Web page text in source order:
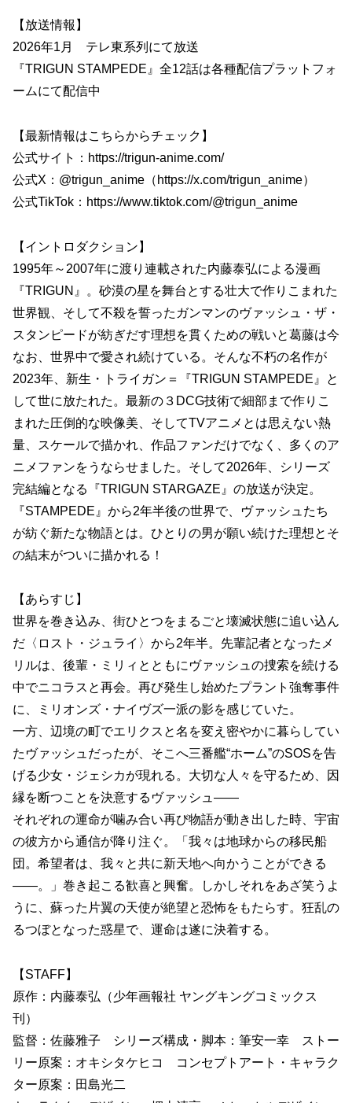
【放送情報】
2026年1月 テレ東系列にて放送
『TRIGUN STAMPEDE』全12話は各種配信プラットフォ
ームにて配信中
【最新情報はこちらからチェック】
公式サイト：https://trigun-anime.com/
公式X：@trigun_anime（https://x.com/trigun_anime）
公式TikTok：https://www.tiktok.com/@trigun_anime
【イントロダクション】
1995年～2007年に渡り連載された内藤泰弘による漫画
『TRIGUN』。砂漠の星を舞台とする壮大で作りこまれた
世界観、そして不殺を誓ったガンマンのヴァッシュ・ザ・
スタンピードが紡ぎだす理想を貫くための戦いと葛藤は今
なお、世界中で愛され続けている。そんな不朽の名作が
2023年、新生・トライガン＝『TRIGUN STAMPEDE』と
して世に放たれた。最新の３DCG技術で細部まで作りこ
まれた圧倒的な映像美、そしてTVアニメとは思えない熱
量、スケールで描かれ、作品ファンだけでなく、多くのア
ニメファンをうならせました。そして2026年、シリーズ
完結編となる『TRIGUN STARGAZE』の放送が決定。
『STAMPEDE』から2年半後の世界で、ヴァッシュたち
が紡ぐ新たな物語とは。ひとりの男が願い続けた理想とそ
の結末がついに描かれる！
【あらすじ】
世界を巻き込み、街ひとつをまるごと壊滅状態に追い込ん
だ〈ロスト・ジュライ〉から2年半。先輩記者となったメ
リルは、後輩・ミリィとともにヴァッシュの捜索を続ける
中でニコラスと再会。再び発生し始めたプラント強奪事件
に、ミリオンズ・ナイヴズ一派の影を感じていた。
一方、辺境の町でエリクスと名を変え密やかに暮らしてい
たヴァッシュだったが、そこへ三番艦“ホーム”のSOSを告
げる少女・ジェシカが現れる。大切な人々を守るため、因
縁を断つことを決意するヴァッシュ――
それぞれの運命が噛み合い再び物語が動き出した時、宇宙
の彼方から通信が降り注ぐ。「我々は地球からの移民船
団。希望者は、我々と共に新天地へ向かうことができる
――。」巻き起こる歓喜と興奮。しかしそれをあざ笑うよ
うに、蘇った片翼の天使が絶望と恐怖をもたらす。狂乱の
るつぼとなった惑星で、運命は遂に決着する。
【STAFF】
原作：内藤泰弘（少年画報社 ヤングキングコミックス
刊）
監督：佐藤雅子 シリーズ構成・脚本：筆安一幸 ストー
リー原案：オキシタケヒコ コンセプトアート・キャラク
ター原案：田島光二